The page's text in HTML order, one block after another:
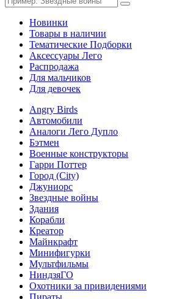
Новинки
Товары в наличии
Тематические Подборки
Аксессуары Лего
Распродажа
Для мальчиков
Для девочек
Angry Birds
Автомобили
Аналоги Лего Дупло
Бэтмен
Военные конструкторы
Гарри Поттер
Город (City)
Джуниорс
Звездные войны
Здания
Корабли
Креатор
Майнкрафт
Минифигурки
Мультфильмы
НиндзяГО
Охотники за привидениями
Пираты